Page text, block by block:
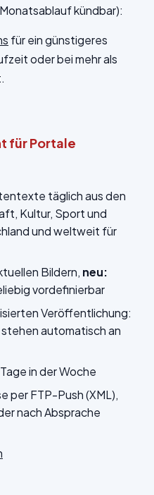
kündbar):
für ein günstigeres
oder bei mehr als
für Portale
täglich aus den
Kultur, Sport und
und weltweit für
Bildern, neu:
vordefinierbar
Veröffentlichung:
automatisch an
in der Woche
per FTP-Push (XML),
nach Absprache